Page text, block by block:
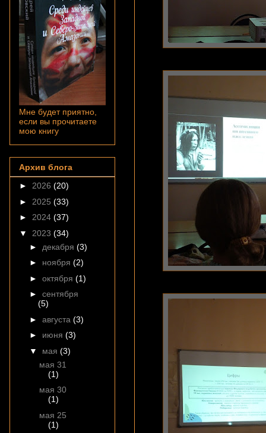
Мне будет приятно,
если вы прочитаете
мою книгу
Архив блога
► 2026 (20)
► 2025 (33)
► 2024 (37)
▼ 2023 (34)
► декабря (3)
► ноября (2)
► октября (1)
► сентября
(5)
► августа (3)
► июня (3)
▼ мая (3)
мая 31
(1)
мая 30
(1)
мая 25
(1)